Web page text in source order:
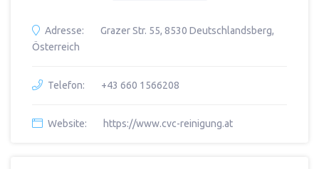
Adresse:
Grazer Str. 55, 8530 Deutschlandsberg,
Österreich
Telefon: +43 660 1566208
Website: https://www.cvc-reinigung.at